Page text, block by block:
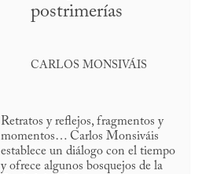
postrimerías
CARLOS MONSIVÁIS
Retratos y reflejos, fragmentos y
momentos… Carlos Monsiváis
establece un diálogo con el tiempo
y ofrece algunos bosquejos de la